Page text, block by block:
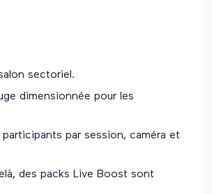
sectoriel.
dimensionnée pour les
par session, caméra et
des packs Live Boost sont